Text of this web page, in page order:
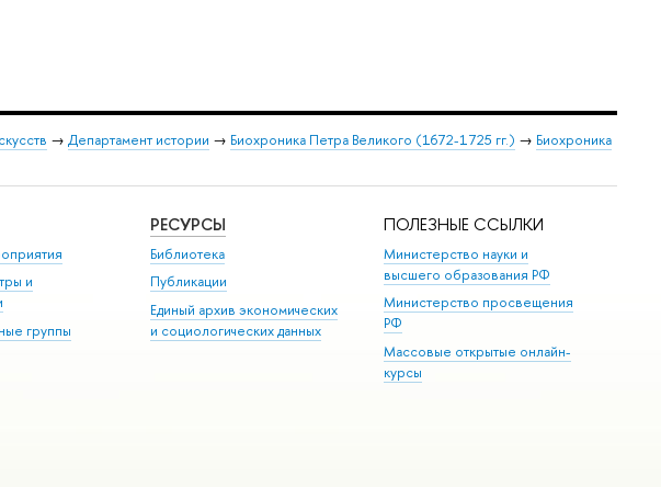
→ Департамент истории → Биохроника Петра Великого (1672-1725 гг.) → Биохроника
и
группы
РЕСУРСЫ
Библиотека
Публикации
Единый архив экономических
и социологических данных
ПОЛЕЗНЫЕ ССЫЛКИ
Министерство науки и
высшего образования РФ
Министерство просвещения
РФ
Массовые открытые онлайн-
курсы